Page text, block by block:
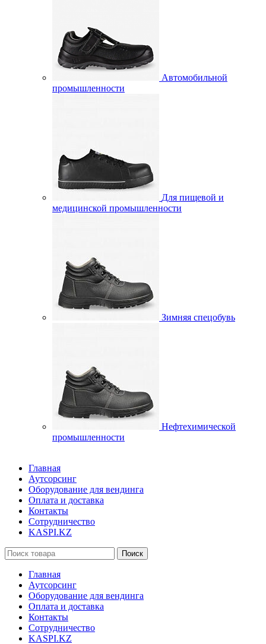
Автомобильной
промышленности
Для пищевой и
медицинской промышленности
Зимняя спецобувь
Нефтехимической
промышленности
Главная
Аутсорсинг
Оборудование для вендинга
Оплата и доставка
Контакты
Сотрудничество
KASPI.KZ
Поиск
Главная
Аутсорсинг
Оборудование для вендинга
Оплата и доставка
Контакты
Сотрудничество
KASPI.KZ